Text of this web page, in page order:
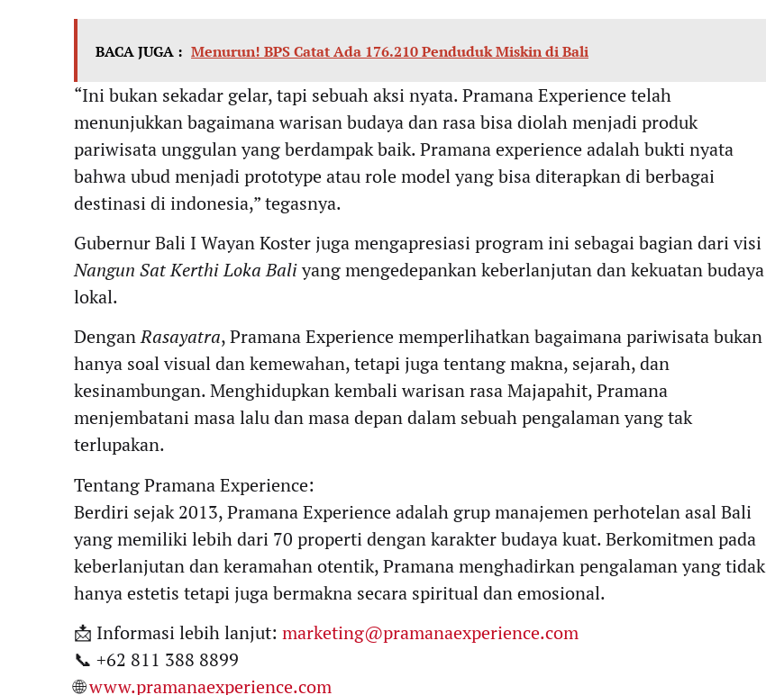
BACA JUGA : Menurun! BPS Catat Ada 176.210 Penduduk Miskin di Bali
“Ini bukan sekadar gelar, tapi sebuah aksi nyata. Pramana Experience telah
menunjukkan bagaimana warisan budaya dan rasa bisa diolah menjadi produk
pariwisata unggulan yang berdampak baik. Pramana experience adalah bukti nyata
bahwa ubud menjadi prototype atau role model yang bisa diterapkan di berbagai
destinasi di indonesia,” tegasnya.
Gubernur Bali I Wayan Koster juga mengapresiasi program ini sebagai bagian dari visi
Nangun Sat Kerthi Loka Baliyang mengedepankan keberlanjutan dan kekuatan budaya
lokal.
DenganRasayatra, Pramana Experience memperlihatkan bagaimana pariwisata bukan
hanya soal visual dan kemewahan, tetapi juga tentang makna, sejarah, dan
kesinambungan. Menghidupkan kembali warisan rasa Majapahit, Pramana
menjembatani masa lalu dan masa depan dalam sebuah pengalaman yang tak
terlupakan.
Tentang Pramana Experience:
Berdiri sejak 2013, Pramana Experience adalah grup manajemen perhotelan asal Bali
yang memiliki lebih dari 70 properti dengan karakter budaya kuat. Berkomitmen pada
keberlanjutan dan keramahan otentik, Pramana menghadirkan pengalaman yang tidak
hanya estetis tetapi juga bermakna secara spiritual dan emosional.
📩 Informasi lebih lanjut: marketing@pramanaexperience.com
📞 +62 811 388 8899
🌐www.pramanaexperience.com